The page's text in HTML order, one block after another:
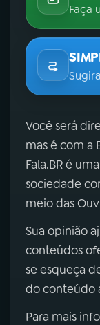
Faça
Você será
mas é com a
Fala.BR é
sociedade
meio das
Sua opinião
conteúdos
se esqueça
do conteúdo
Para mais